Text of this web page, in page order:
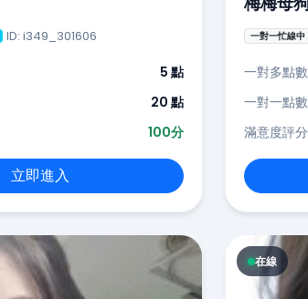
ID: i349_301606
5 點
20 點
100分
立即進入
一對一忙線中
一對多點數
一對一點數
滿意度評分
在線